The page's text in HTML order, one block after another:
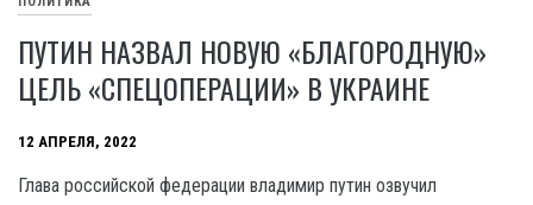
ПУТИН НАЗВАЛ НОВУЮ «БЛАГОРОДНУЮ»
ЦЕЛЬ «СПЕЦОПЕРАЦИИ» В УКРАИНЕ
12 АПРЕЛЯ, 2022
Глава российской федерации владимир путин озвучил